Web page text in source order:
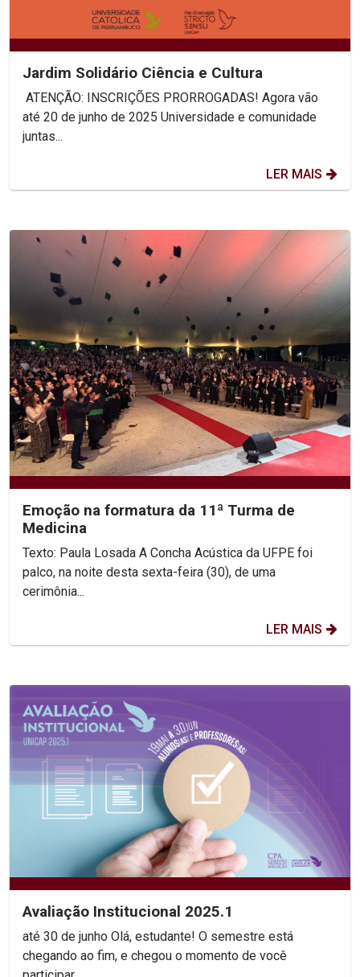
Jardim Solidário Ciência e Cultura
ATENÇÃO: INSCRIÇÕES PRORROGADAS! Agora vão
até 20 de junho de 2025 Universidade e comunidade
juntas...
LER MAIS
Emoção na formatura da 11ª Turma de
Medicina
Texto: Paula Losada A Concha Acústica da UFPE foi
palco, na noite desta sexta-feira (30), de uma
cerimônia...
LER MAIS
Avaliação Institucional 2025.1
até 30 de junho Olá, estudante! O semestre está
chegando ao fim, e chegou o momento de você